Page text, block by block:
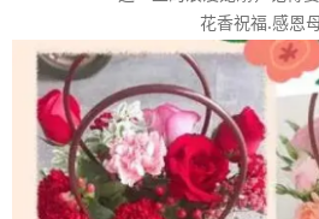
花香祝福.感恩